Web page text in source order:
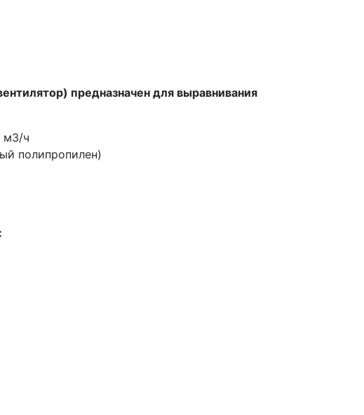
предназначен для выравнивания
м3/ч
полипропилен)